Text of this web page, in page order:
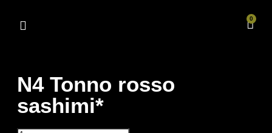
0
N4 Tonno rosso
sashimi*